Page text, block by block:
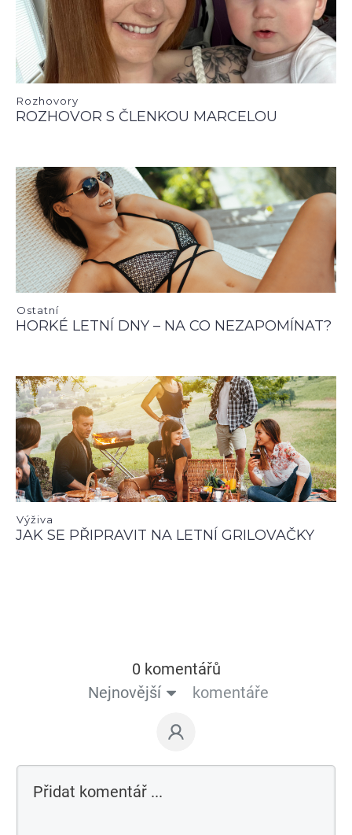
Rozhovory
ROZHOVOR S ČLENKOU MARCELOU
Ostatní
HORKÉ LETNÍ DNY – NA CO NEZAPOMÍNAT?
Výživa
JAK SE PŘIPRAVIT NA LETNÍ GRILOVAČKY
0 komentářů
Nejnovější
komentáře